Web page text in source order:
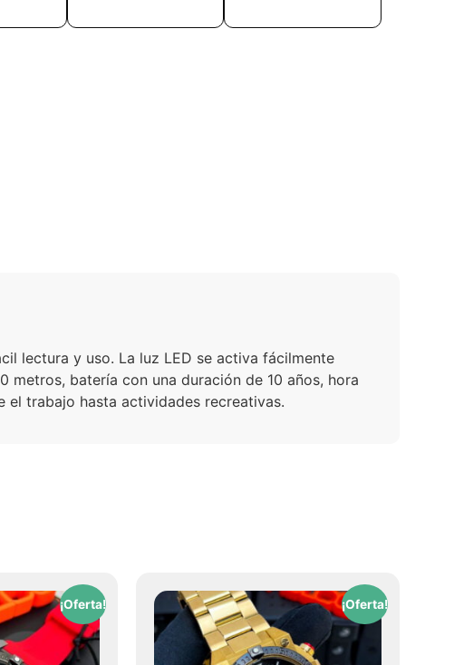
lectura y uso. La luz LED se activa fácilmente
batería con una duración de 10 años, hora
trabajo hasta actividades recreativas.
¡Oferta! ¡Oferta!